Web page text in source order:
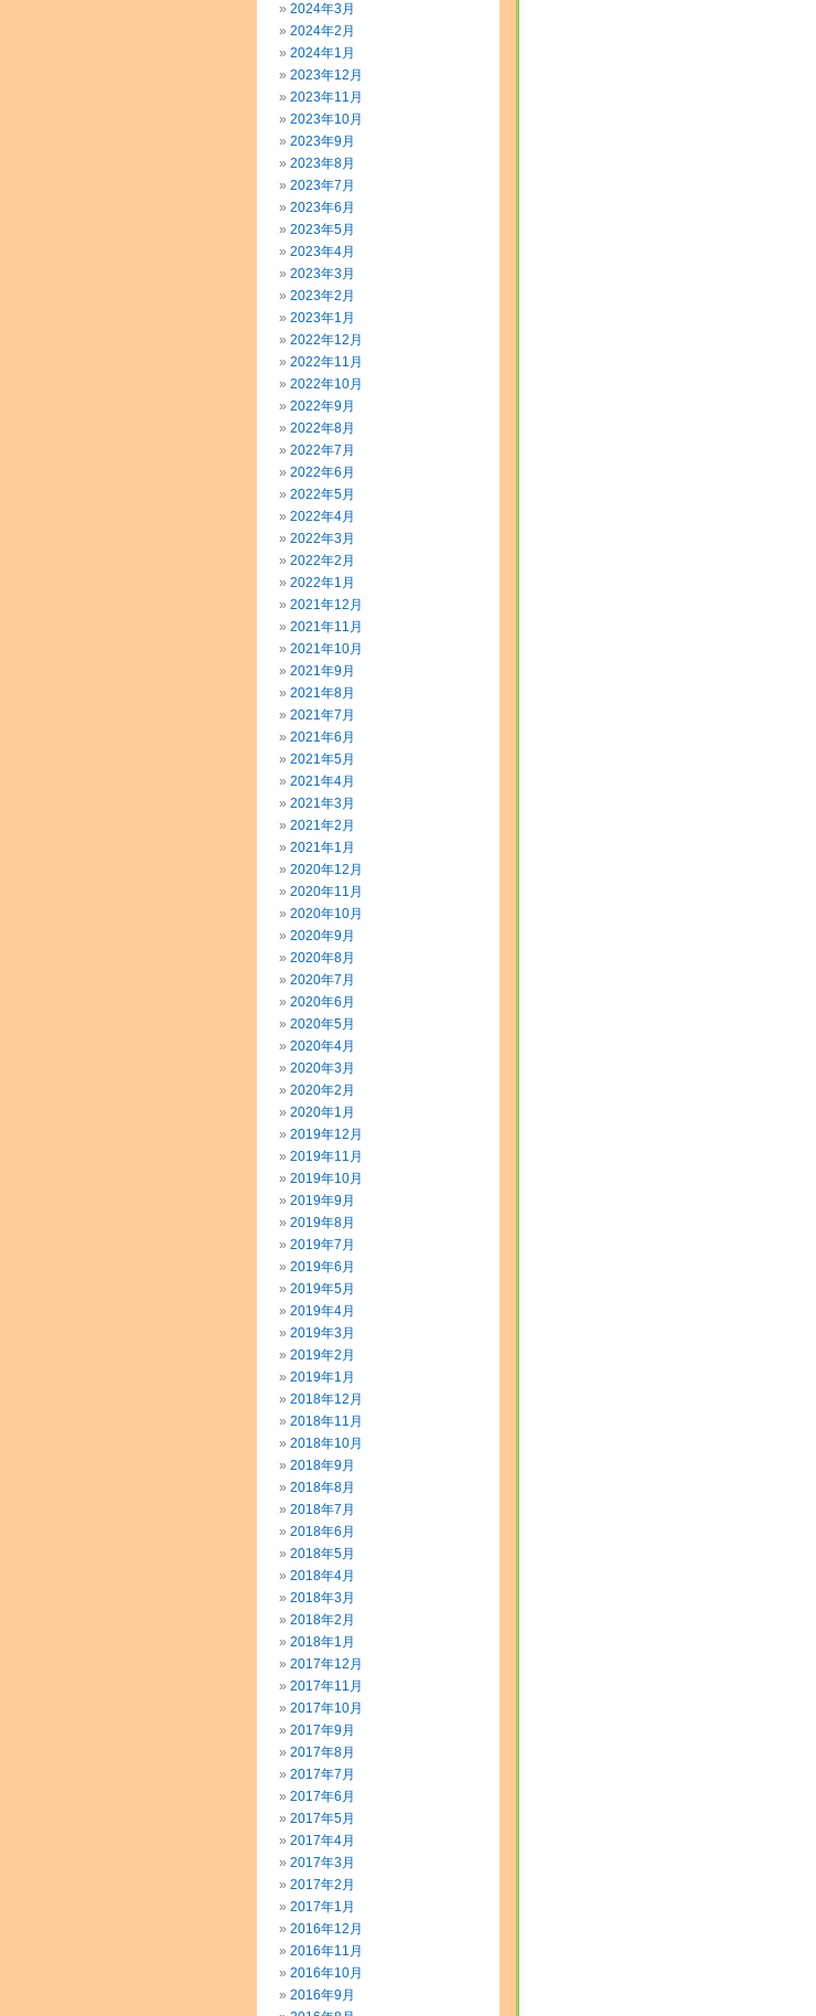
2024年3月
2024年2月
2024年1月
2023年12月
2023年11月
2023年10月
2023年9月
2023年8月
2023年7月
2023年6月
2023年5月
2023年4月
2023年3月
2023年2月
2023年1月
2022年12月
2022年11月
2022年10月
2022年9月
2022年8月
2022年7月
2022年6月
2022年5月
2022年4月
2022年3月
2022年2月
2022年1月
2021年12月
2021年11月
2021年10月
2021年9月
2021年8月
2021年7月
2021年6月
2021年5月
2021年4月
2021年3月
2021年2月
2021年1月
2020年12月
2020年11月
2020年10月
2020年9月
2020年8月
2020年7月
2020年6月
2020年5月
2020年4月
2020年3月
2020年2月
2020年1月
2019年12月
2019年11月
2019年10月
2019年9月
2019年8月
2019年7月
2019年6月
2019年5月
2019年4月
2019年3月
2019年2月
2019年1月
2018年12月
2018年11月
2018年10月
2018年9月
2018年8月
2018年7月
2018年6月
2018年5月
2018年4月
2018年3月
2018年2月
2018年1月
2017年12月
2017年11月
2017年10月
2017年9月
2017年8月
2017年7月
2017年6月
2017年5月
2017年4月
2017年3月
2017年2月
2017年1月
2016年12月
2016年11月
2016年10月
2016年9月